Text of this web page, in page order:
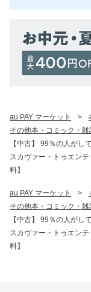
au PAY マーケット >
その他本・コミック・雑
【中古】 99％の人がし
スカヴァー・トゥエン
料】
au PAY マーケット >
その他本・コミック・雑
【中古】 99％の人がし
スカヴァー・トゥエン
料】